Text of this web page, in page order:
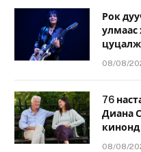
Рок
улмаас
08/08/
76
Диана
кинонд
08/08/